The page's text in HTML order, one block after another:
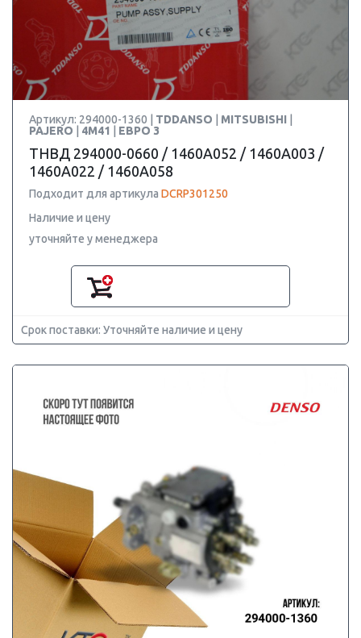
Артикул: 294000-1360 | TDDANSO MITSUBISHI
PAJERO
4M41 ЕВРО 3
ТНВД 294000-0660 / 1460A052 / 1460A003 /
1460A022 / 1460A058
Подходит для артикула DCRP301250
Наличие и цену
уточняйте у менеджера
Срок поставки: Уточняйте наличие и цену